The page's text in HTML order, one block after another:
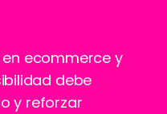
ecommerce y
debe
y reforzar